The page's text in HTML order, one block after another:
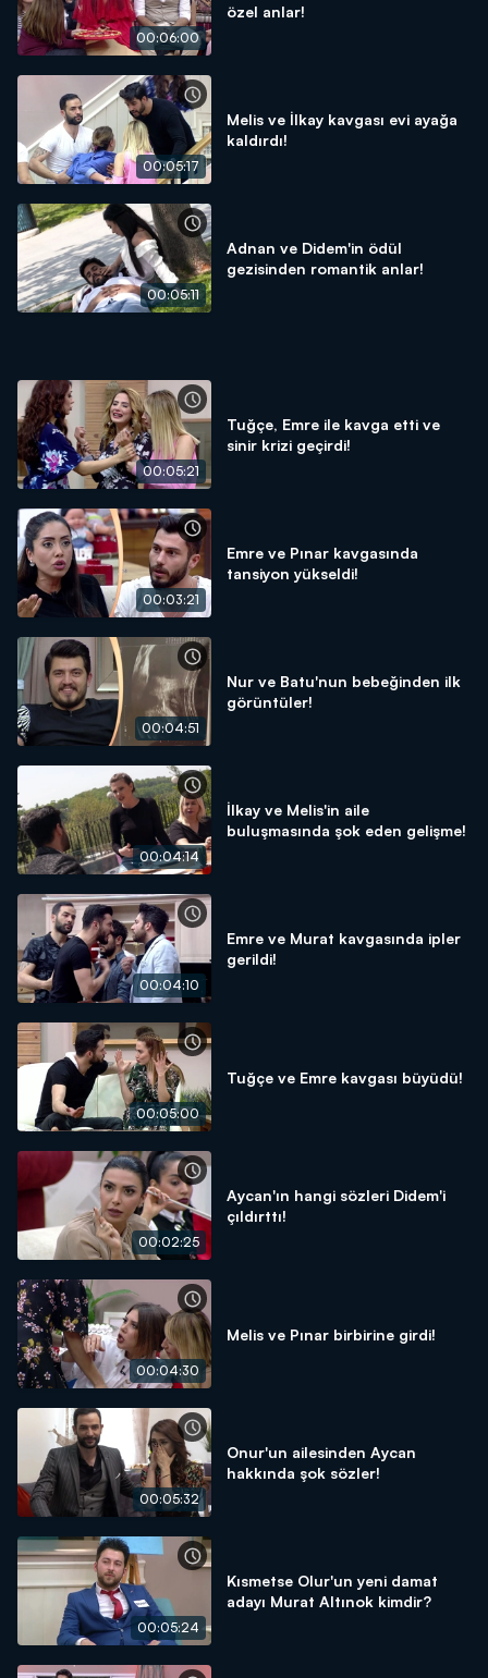
00:06:00
özel anlar!
00:05:17
Melis ve İlkay kavgası evi ayağa
kaldırdı!
00:05:11
Adnan ve Didem'in ödül
gezisinden romantik anlar!
00:05:21
Tuğçe, Emre ile kavga etti ve
sinir krizi geçirdi!
00:03:21
Emre ve Pınar kavgasında
tansiyon yükseldi!
00:04:51
Nur ve Batu'nun bebeğinden ilk
görüntüler!
00:04:14
İlkay ve Melis'in aile
buluşmasında şok eden gelişme!
00:04:10
Emre ve Murat kavgasında ipler
gerildi!
00:05:00
Tuğçe ve Emre kavgası büyüdü!
00:02:25
Aycan'ın hangi sözleri Didem'i
çıldırttı!
00:04:30
Melis ve Pınar birbirine girdi!
00:05:32
Onur'un ailesinden Aycan
hakkında şok sözler!
00:05:24
Kısmetse Olur'un yeni damat
adayı Murat Altınok kimdir?